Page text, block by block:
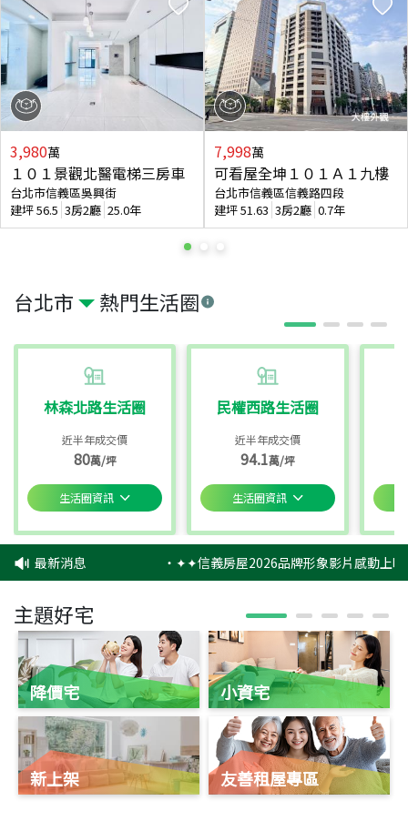
台北市 熱門生活圈
林森北路生活圈
近半年成交價
80萬/坪
生活圈資訊
民權西路生活圈
近半年成交價
94.1萬/坪
生活圈資訊
3,980萬
１０１景觀北醫電梯三房車
台北市信義區吳興街
建坪56.5 3房2廳 25.0年
7,998萬
可看屋全坤１０１Ａ１九樓
台北市信義區信義路四段
建坪51.63 3房2廳 0.7年
最新消息 ‧✦✦信義房屋2026品牌形象影片感動上
主題好宅
降價宅
新上架
小資宅
友善租屋專區